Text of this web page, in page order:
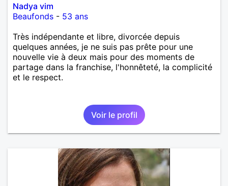
Nadya vim
Beaufonds - 53 ans
Très indépendante et libre, divorcée depuis
quelques années, je ne suis pas prête pour une
nouvelle vie à deux mais pour des moments de
partage dans la franchise, l'honnêteté, la complicité
et le respect.
Voir le profil